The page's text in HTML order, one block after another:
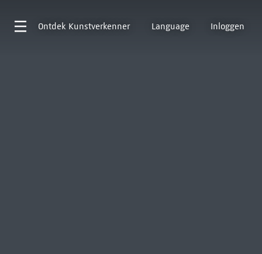
Ontdek Kunstverkenner Language Inloggen